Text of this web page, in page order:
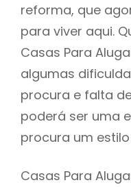
reforma, que
para viver aqui.
Casas Para
algumas
procura e falta
poderá ser uma
procura um
Casas Para